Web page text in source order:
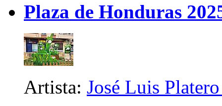
Plaza de Honduras
Artista: José Luis